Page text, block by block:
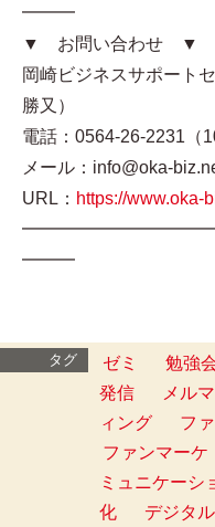
━━━
▼ お問い合わせ ▼
岡崎ビジネスサポート
勝又）
電話：0564-26-2231（
メール：info@oka-
URL： https://www.oka-
━━━
タグ ゼミ 勉強
発信
メル
ィング
フ
ファンマーケ
ミュニケーシ
化
デジタル